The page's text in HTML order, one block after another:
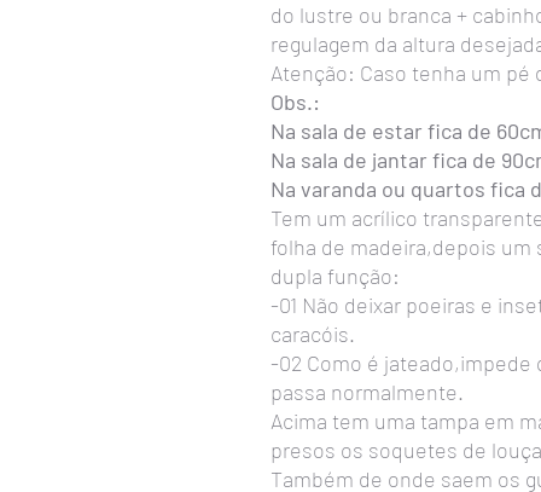
do lustre ou branca +
regulagem da altura
Atenção: Caso tenha um
Obs.:
Na sala de estar fica de
Na sala de jantar fica de
Na varanda ou quartos fica
Tem um acrílico
folha de madeira,depois
dupla função:
-01 Não deixar poeiras e
caracóis.
-02 Como é jateado,impede
passa normalmente.
Acima tem uma tampa em
presos os soquetes de
Também de onde saem os